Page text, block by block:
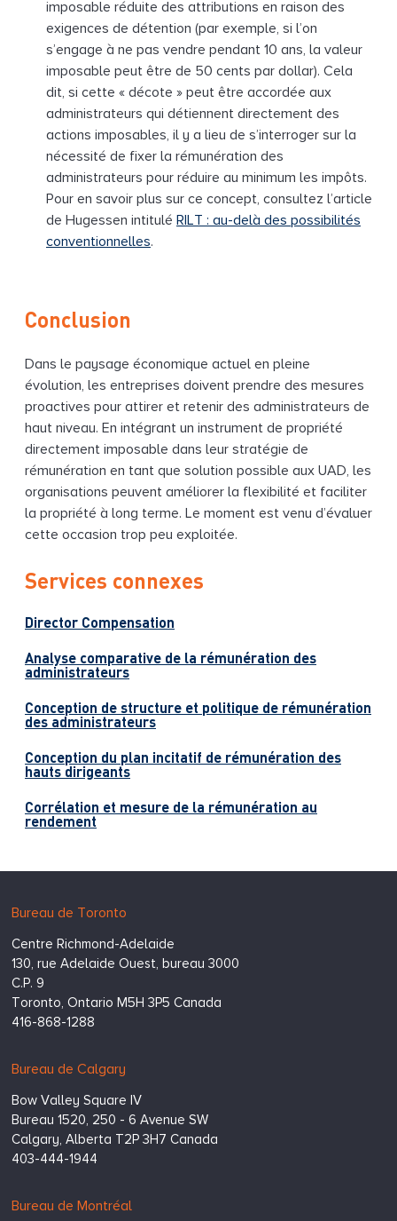
imposable réduite des attributions en raison des
exigences de détention (par exemple, si l’on
s’engage à ne pas vendre pendant 10 ans, la valeur
imposable peut être de 50 cents par dollar). Cela
dit, si cette « décote » peut être accordée aux
administrateurs qui détiennent directement des
actions imposables, il y a lieu de s’interroger sur la
nécessité de fixer la rémunération des
administrateurs pour réduire au minimum les impôts.
Pour en savoir plus sur ce concept, consultez l’article
de Hugessen intitulé RILT : au-delà des possibilités
conventionnelles.
Conclusion
Dans le paysage économique actuel en pleine
évolution, les entreprises doivent prendre des mesures
proactives pour attirer et retenir des administrateurs de
haut niveau. En intégrant un instrument de propriété
directement imposable dans leur stratégie de
rémunération en tant que solution possible aux UAD, les
organisations peuvent améliorer la flexibilité et faciliter
la propriété à long terme. Le moment est venu d’évaluer
cette occasion trop peu exploitée.
Services connexes
Director Compensation
Analyse comparative de la rémunération des
administrateurs
Conception de structure et politique de rémunération
des administrateurs
Conception du plan incitatif de rémunération des
hauts dirigeants
Corrélation et mesure de la rémunération au
rendement
Hugessen
Inc.
https://www.hugessen.com
Bureau de Toronto
Centre Richmond-Adelaide
130, rue Adelaide Ouest, bureau 3000
C.P. 9
Toronto, Ontario M5H 3P5Canada
416-868-1288
Bureau de Calgary
Bow Valley Square IV
Bureau 1520, 250 - 6 Avenue SW
Calgary, Alberta T2P 3H7Canada
403-444-1944
Bureau de Montréal